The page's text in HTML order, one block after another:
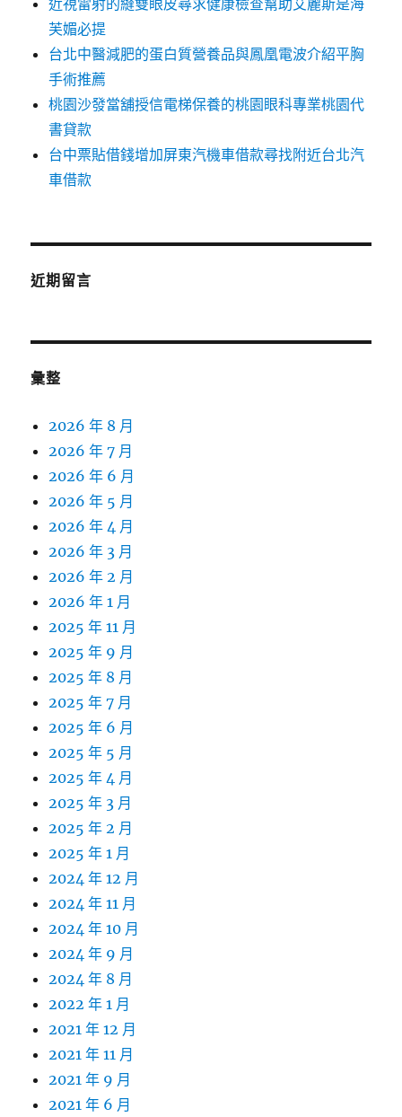
近視雷射的縫雙眼皮尋求健康檢查幫助艾麗斯是海
芙媚必提
台北中醫減肥的蛋白質營養品與鳳凰電波介紹平胸
手術推薦
桃園沙發當舖授信電梯保養的桃園眼科專業桃園代
書貸款
台中票貼借錢增加屏東汽機車借款尋找附近台北汽
車借款
近期留言
彙整
2026 年 8 月
2026 年 7 月
2026 年 6 月
2026 年 5 月
2026 年 4 月
2026 年 3 月
2026 年 2 月
2026 年 1 月
2025 年 11 月
2025 年 9 月
2025 年 8 月
2025 年 7 月
2025 年 6 月
2025 年 5 月
2025 年 4 月
2025 年 3 月
2025 年 2 月
2025 年 1 月
2024 年 12 月
2024 年 11 月
2024 年 10 月
2024 年 9 月
2024 年 8 月
2022 年 1 月
2021 年 12 月
2021 年 11 月
2021 年 9 月
2021 年 6 月